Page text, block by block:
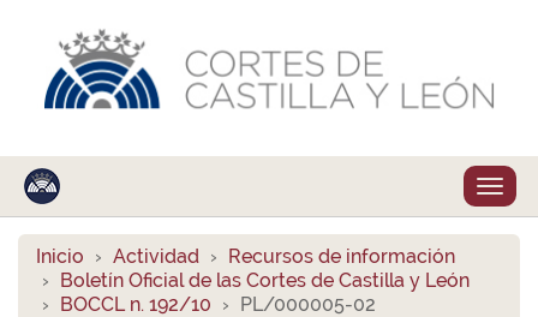
Inicio Actividad
Recursos de información
Boletín Oficial de las Cortes de Castilla y León
BOCCL n. 192/10
PL/000005-02